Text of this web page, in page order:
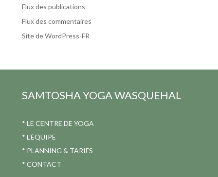
Flux des publications
Flux des commentaires
Site de WordPress-FR
SAMTOSHA YOGAWASQUEHAL
* LE CENTRE DE YOGA
* L’ÉQUIPE
* PLANNING & TARIFS
* CONTACT